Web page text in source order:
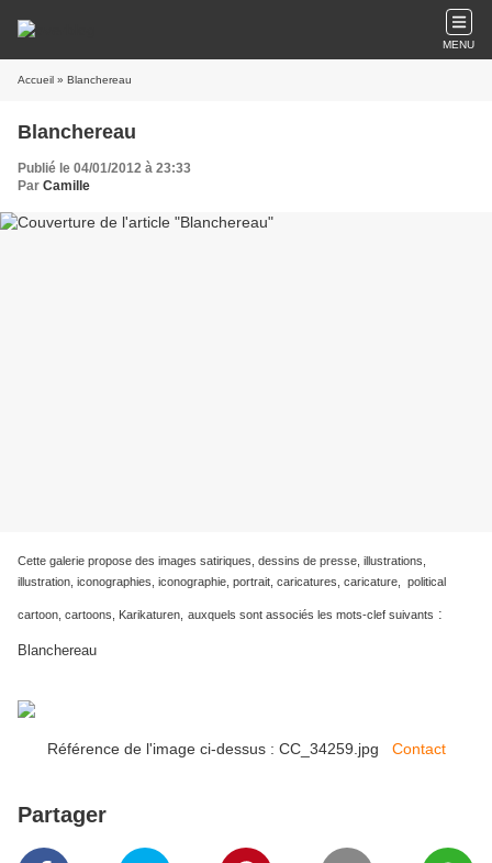
MENU
Accueil » Blanchereau
Blanchereau
Publié le 04/01/2012 à 23:33
Par Camille
Cette galerie propose des images satiriques, dessins de presse, illustrations,
illustration, iconographies, iconographie, portrait, caricatures, caricature, political
cartoon, cartoons, Karikaturen, auxquels sont associés les mots-clef suivants :
Blanchereau
Référence de l'image ci-dessus : CC_34259.jpg Contact
Partager